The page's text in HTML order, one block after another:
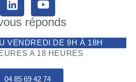
réponds
VENDREDI DE 9H À 18H
A 18 HEURES
04 85 69 42 74